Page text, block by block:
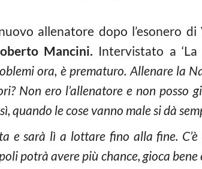
allenatore dopo l’esonero
Mancini. Intervistato a
ora, è prematuro. Allenare la
Non ero l’allenatore e non posso
quando le cose vanno male si dà
e sarà lì a lottare fino alla fine.
potrà avere più chance, gioca